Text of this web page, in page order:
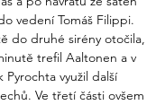
vedení Tomáš Filippi.
do druhé sirény otočila,
trefil Aaltonen a v
Pyrochta využil další
Ve třetí části ovšem